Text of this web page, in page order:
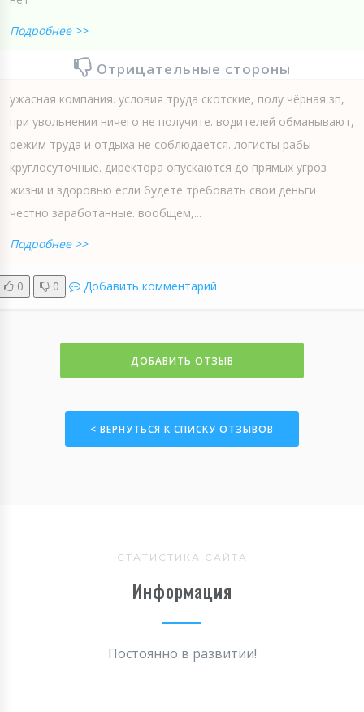
Подробнее >>
Отрицательные стороны
ужасная компания. условия труда скотские, полу чёрная зп,
при увольнении ничего не получите. водителей обманывают,
режим труда и отдыха не соблюдается. логисты рабы
круглосуточные. директора опускаются до прямых угроз
жизни и здоровью если будете требовать свои деньги
честно заработанные. вообщем,...
Подробнее >>
0 0 Добавить комментарий
ДОБАВИТЬ ОТЗЫВ
< ВЕРНУТЬСЯ К СПИСКУ ОТЗЫВОВ
СТАТИСТИКА САЙТА
Информация
Постоянно в развитии!